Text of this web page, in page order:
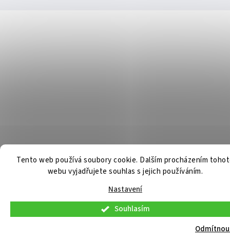
Tento web používá soubory cookie. Dalším procházením
webu vyjadřujete souhlas s jejich používáním.
Nastavení
Souhlasím
V pátek 7. 8. 2026 budou osobní konzultace a telefonická podpora dostupné
pouze do 9:00. Osobní odběr již připravených objednávek bude možný